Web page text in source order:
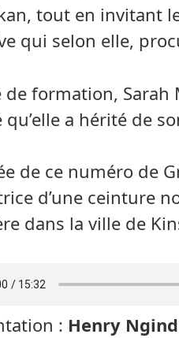
tout en invitant
qui selon elle,
de formation,
qu’elle a hérité de
de ce numéro de
d’une ceinture
dans la ville de
: Henry